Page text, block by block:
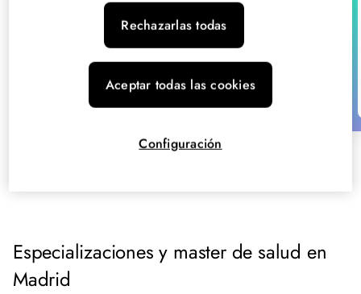
Grado Superior en Anatomía
Patológica y Citodiagnóstico en Madrid
Presencial:
Consulta descuentos
Especializaciones y master de salud en
Madrid
Rechazarlas todas
Aceptar todas las cookies
Configuración